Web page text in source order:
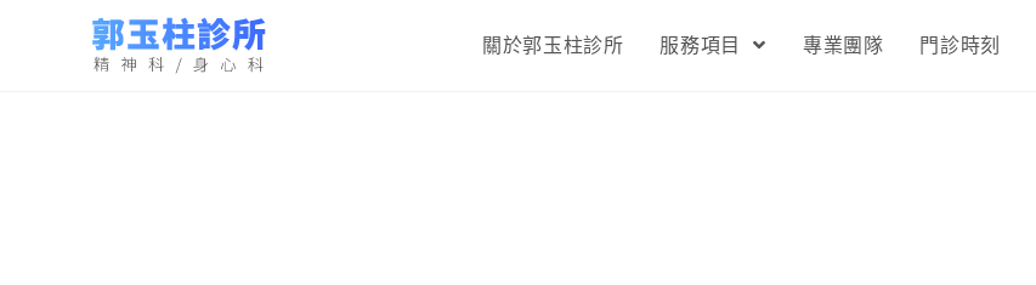
關於郭玉柱診所 服務項目 專業團隊 門診時刻